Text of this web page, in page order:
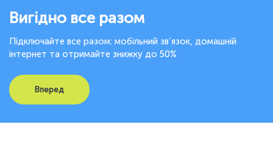
Вигідно все разом
Підключайте все разом: мобільний зв’язок, домашній
інтернет та отримайте знижку до 50%
Вперед